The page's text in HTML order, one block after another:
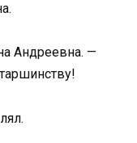
Андреевна. —